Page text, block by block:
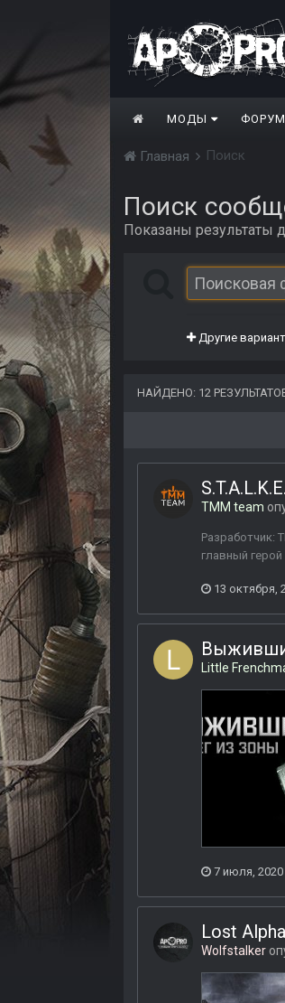
МОДЫ ФОРУМ
Главная Поиск
Поиск
Показаны результаты
Другие
НАЙДЕНО: 12
TMM team
Разработчик:
главный
13 октября,
Little
7 июля, 2020
Lost Alpha
Wolfstalker